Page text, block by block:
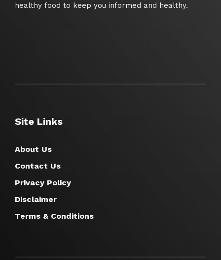
healthy food to keep you informed and healthy.
Site Links
About Us
Contact Us
Privacy Policy
Disclaimer
Terms & Conditions